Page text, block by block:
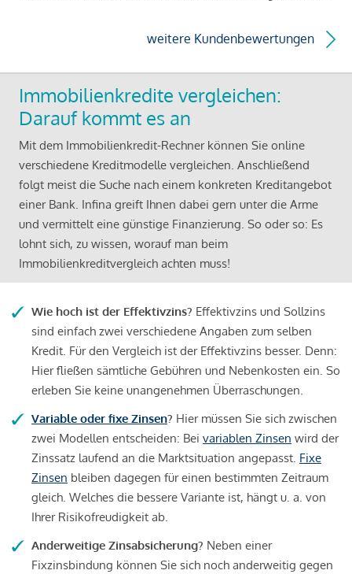
weitere Kundenbewertungen
Immobilienkredite vergleichen:
Darauf kommt es an
Mit dem Immobilienkredit-Rechner können Sie online
verschiedene Kreditmodelle vergleichen. Anschließend
folgt meist die Suche nach einem konkreten Kreditangebot
einer Bank. Infina greift Ihnen dabei gern unter die Arme
und vermittelt eine günstige Finanzierung. So oder so: Es
lohnt sich, zu wissen, worauf man beim
Immobilienkreditvergleich achten muss!
Wie hoch ist der Effektivzins? Effektivzins und Sollzins
sind einfach zwei verschiedene Angaben zum selben
Kredit. Für den Vergleich ist der Effektivzins besser. Denn:
Hier fließen sämtliche Gebühren und Nebenkosten ein. So
erleben Sie keine unangenehmen Überraschungen.
Variable oder fixe Zinsen? Hier müssen Sie sich zwischen
zwei Modellen entscheiden: Bei variablen Zinsen wird der
Zinssatz laufend an die Marktsituation angepasst. Fixe
Zinsen bleiben dagegen für einen bestimmten Zeitraum
gleich. Welches die bessere Variante ist, hängt u. a. von
Ihrer Risikofreudigkeit ab.
Anderweitige Zinsabsicherung? Neben einer
Fixzinsbindung können Sie sich noch anderweitig gegen